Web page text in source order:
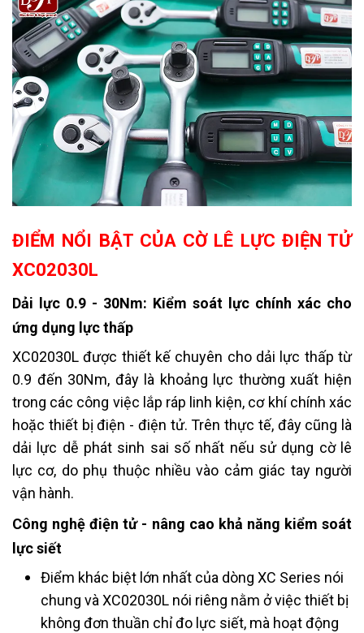
ĐIỂM NỔI BẬT CỦA CỜ LÊ LỰC ĐIỆN TỬ
XC02030L
Dải lực 0.9 - 30Nm: Kiểm soát lực chính xác cho
ứng dụng lực thấp
XC02030L được thiết kế chuyên cho dải lực thấp từ
0.9 đến 30Nm, đây là khoảng lực thường xuất hiện
trong các công việc lắp ráp linh kiện, cơ khí chính xác
hoặc thiết bị điện - điện tử. Trên thực tế, đây cũng là
dải lực dễ phát sinh sai số nhất nếu sử dụng cờ lê
lực cơ, do phụ thuộc nhiều vào cảm giác tay người
vận hành.
Công nghệ điện tử - nâng cao khả năng kiểm soát
lực siết
Điểm khác biệt lớn nhất của dòng XC Series nói
chung và XC02030L nói riêng nằm ở việc thiết bị
không đơn thuần chỉ đo lực siết, mà hoạt động